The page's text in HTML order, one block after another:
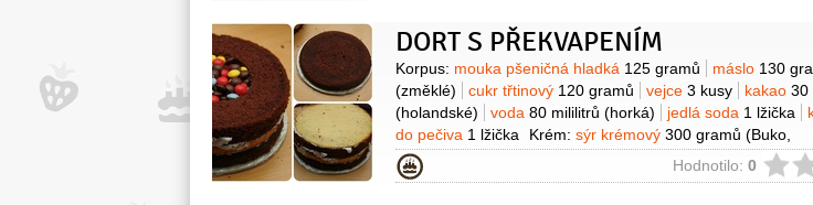
DORT S PŘEKVAPENÍM
Suroviny
Korpus: mouka pšeničná hladká 125 gramů máslo 130
(změklé)
cukr třtinový 120 gramů vejce 3 kusy kakao 30
(holandské)
voda 80 mililitrů (horká) jedlá soda 1 lžička
do pečiva 1 lžička Krém: sýr krémový 300 gramů (Buko,
Philadelphia)
(změklé)
cukr moučkový
100 gramů
potravinářské barvivo(růžové gelové)
Kategorie Hodnotilo: 0